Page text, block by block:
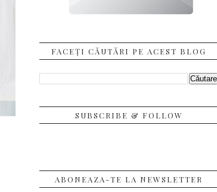
FACEȚI CĂUTĂRI PE ACEST BLOG
SUBSCRIBE & FOLLOW
ABONEAZA-TE LA NEWSLETTER